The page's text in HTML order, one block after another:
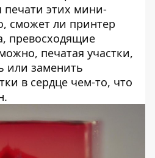
печати этих мини-
сможет ли принтер
превосходящие
печатая участки,
заменить
в сердце чем-то, что